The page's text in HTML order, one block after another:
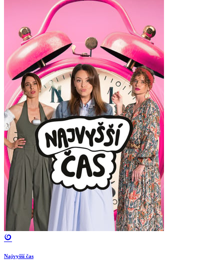
Najvyšší čas